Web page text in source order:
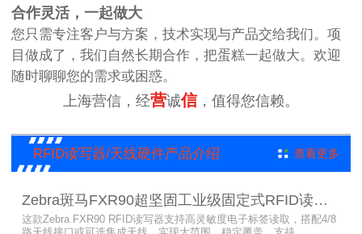
合作灵活，一起做大
您只需专注客户与方案，技术实现与产品交给我们。项
目做成了，我们自然长期合作，把蛋糕一起做大。欢迎
随时聊聊您的需求或困惑。
上海营信，经营诚信，值得您信赖。
RFID读写器/天线硬件产品介绍 查看更多
Zebra斑马FXR90超坚固工业级固定式RFID读写器
这款Zebra FXR90 RFID读写器支持高灵敏度电子标签读取，搭配4/8